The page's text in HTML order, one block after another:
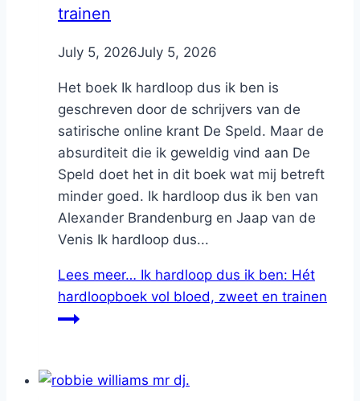
trainen
ByNicole
July 5, 2026July 5, 2026
Het boek Ik hardloop dus ik ben is
geschreven door de schrijvers van de
satirische online krant De Speld. Maar de
absurditeit die ik geweldig vind aan De
Speld doet het in dit boek wat mij betreft
minder goed. Ik hardloop dus ik ben van
Alexander Brandenburg en Jaap van de
Venis Ik hardloop dus...
Lees meer… Ik hardloop dus ik ben: Hét
hardloopboek vol bloed, zweet en trainen